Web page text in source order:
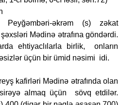
əkrəm (s) zəkat
Mədinə ətrafına göndərdi.
ehtiyaclılarla birlik, onların
üçün bir ümid nəsimi idi.
kafirləri Mədinə ətrafında olan
almaq üçün sövq etdilər.